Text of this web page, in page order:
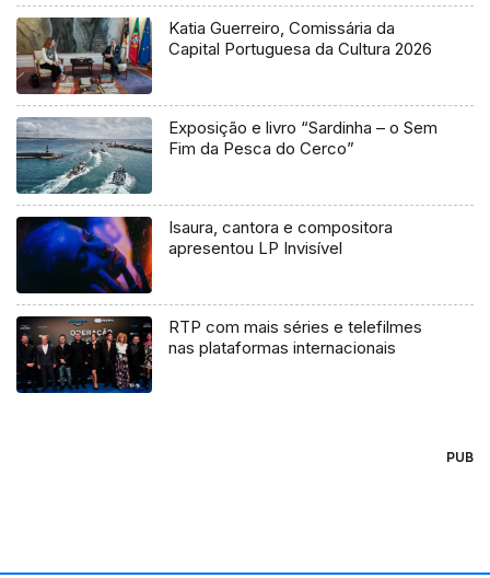
Katia Guerreiro, Comissária da
Capital Portuguesa da Cultura 2026
Exposição e livro “Sardinha – o Sem
Fim da Pesca do Cerco”
Isaura, cantora e compositora
apresentou LP Invisível
RTP com mais séries e telefilmes
nas plataformas internacionais
PUB